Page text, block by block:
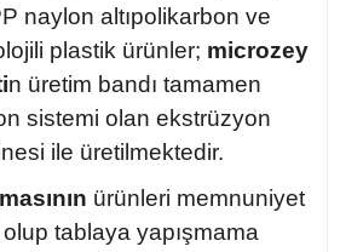
naylon altıpolikarbon ve
plastik ürünler; microzey
n üretim bandı tamamen
sistemi olan ekstrüzyon
ile üretilmektedir.
ürünleri memnuniyet
tablaya yapışmama